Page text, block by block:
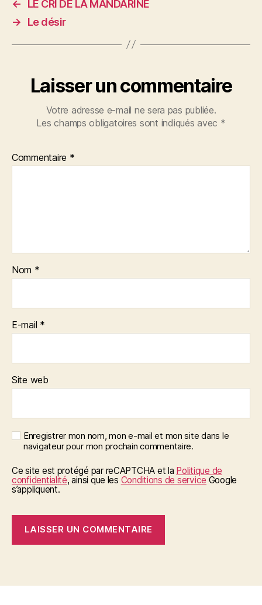
←
LE CRI DE LA MANDARINE
→
Le désir
Laisser un commentaire
Votre adresse e-mail ne sera pas publiée.
Les champs obligatoires sont indiqués avec *
Commentaire *
Nom *
E-mail *
Site web
Enregistrer mon nom, mon e-mail et mon site dans le
navigateur pour mon prochain commentaire.
Ce site est protégé par reCAPTCHA et la Politique de
confidentialité, ainsi que les Conditions de service Google
s’appliquent.